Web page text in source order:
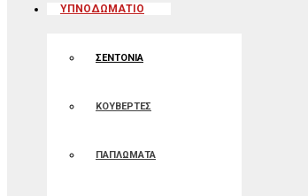
ΥΠΝΟΔΩΜΑΤΙΟ
ΣΕΝΤΟΝΙΑ
ΚΟΥΒΕΡΤΕΣ
ΠΑΠΛΩΜΑΤΑ